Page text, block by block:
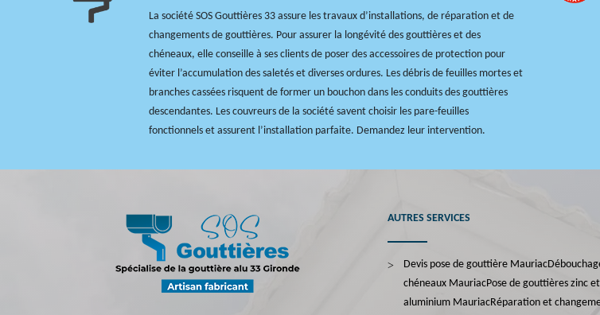
La société SOS Gouttières 33 assure les travaux d’installations, de réparation et de
changements de gouttières. Pour assurer la longévité des gouttières et des
chéneaux, elle conseille à ses clients de poser des accessoires de protection pour
éviter l’accumulation des saletés et diverses ordures. Les débris de feuilles mortes et
branches cassées risquent de former un bouchon dans les conduits des gouttières
descendantes. Les couvreurs de la société savent choisir les pare-feuilles
fonctionnels et assurent l’installation parfaite. Demandez leur intervention.
AUTRES SERVICES
Devis pose de gouttière Mauriac
chéneaux MauriacPose de gouttières zinc
aluminium MauriacRéparation et